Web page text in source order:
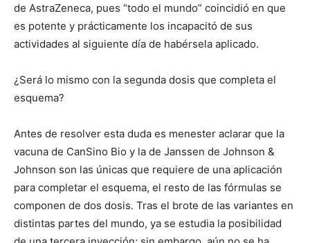
de AstraZeneca, pues “todo el mundo” coincidió en que
es potente y prácticamente los incapacitó de sus
actividades al siguiente día de habérsela aplicado.
¿Será lo mismo con la segunda dosis que completa el
esquema?
Antes de resolver esta duda es menester aclarar que la
vacuna de CanSino Bio y la de Janssen de Johnson &
Johnson son las únicas que requiere de una aplicación
para completar el esquema, el resto de las fórmulas se
componen de dos dosis. Tras el brote de las variantes en
distintas partes del mundo, ya se estudia la posibilidad